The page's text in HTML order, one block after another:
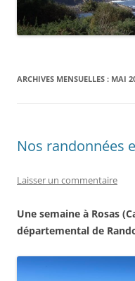
ARCHIVES MENSUELLES : MAI
Nos randonnées
Laisser un commentaire
Une semaine à Rosas
départemental de